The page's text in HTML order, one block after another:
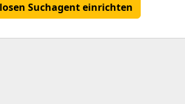
Suchagent einrichten